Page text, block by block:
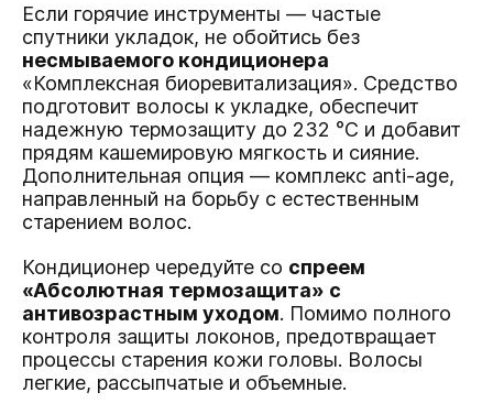
Если горячие инструменты — частые
спутники укладок, не обойтись без
несмываемого кондиционера
«Комплексная биоревитализация». Средство
подготовит волосы к укладке, обеспечит
надежную термозащиту до 232 °C и добавит
прядям кашемировую мягкость и сияние.
Дополнительная опция — комплекс anti-age,
направленный на борьбу с естественным
старением волос.
Кондиционер чередуйте со спреем
«Абсолютная термозащита» с
антивозрастным уходом. Помимо полного
контроля защиты локонов, предотвращает
процессы старения кожи головы. Волосы
легкие, рассыпчатые и объемные.